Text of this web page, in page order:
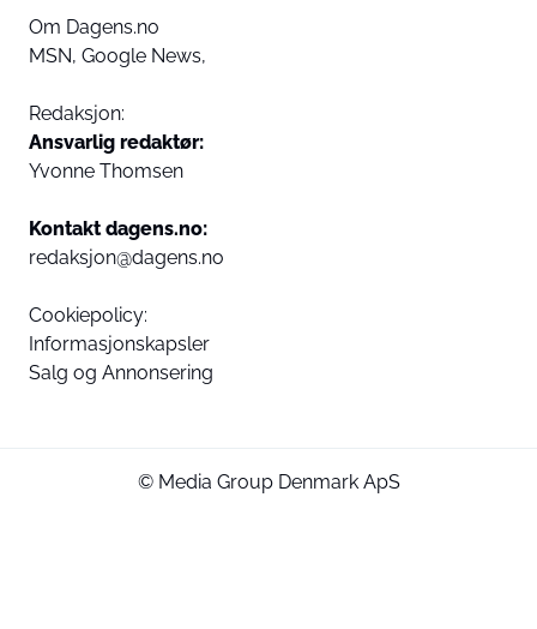
Om Dagens.no
MSN, Google News,
Redaksjon:
Ansvarlig redaktør:
Yvonne Thomsen
Kontakt dagens.no:
redaksjon@dagens.no
Cookiepolicy:
Informasjonskapsler
Salg og Annonsering
© Media Group Denmark ApS